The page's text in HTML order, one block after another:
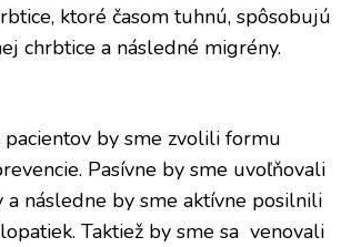
ktoré časom tuhnú, spôsobujú
chrbtice a následné migrény.
pacientov by sme zvolili formu
Pasívne by sme uvoľňovali
a následne by sme aktívne posilnili
Taktiež by sme sa venovali